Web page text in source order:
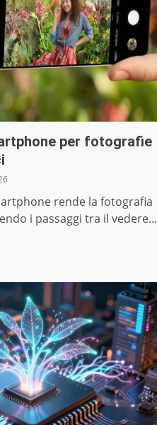
per fotografie
rende la fotografia
i passaggi tra il vedere...